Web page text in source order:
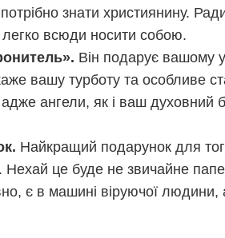
потрібно знати християнину.
легко всюди носити собою.
Він подарує вашому
вашу турботу та особливе
ангели, як і ваш духовний
Найкращий подарунок для
Нехай це буде не звичайне
є в машині віруючої людини,